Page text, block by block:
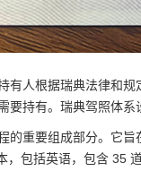
有人根据瑞典法律和
要持有。瑞典驾照体
的重要组成部分。它
，包括英语，包含 35